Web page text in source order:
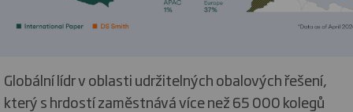
Globální lídr v oblasti udržitelných obalových řešení,
který s hrdostí zaměstnává více než 65 000 kolegů